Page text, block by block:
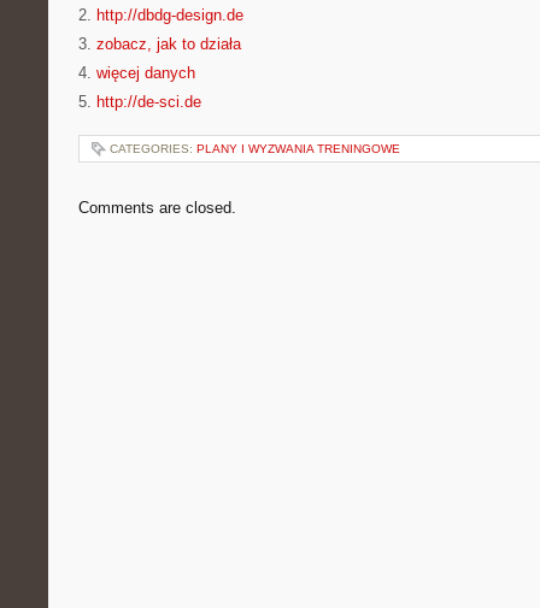
2. http://dbdg-design.de
3. zobacz, jak to działa
4. więcej danych
5. http://de-sci.de
CATEGORIES: PLANY I WYZWANIA TRENINGOWE
Comments are closed.